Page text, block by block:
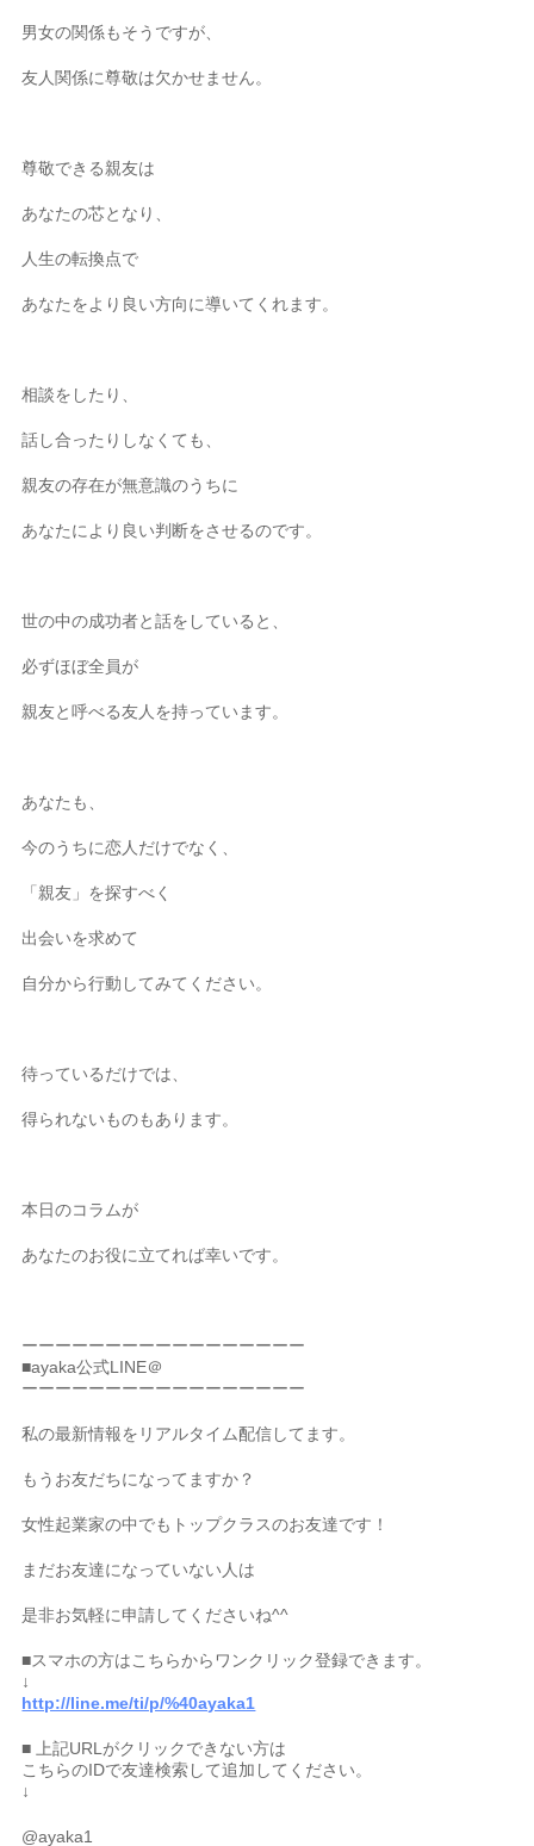
男女の関係もそうですが、
友人関係に尊敬は欠かせません。
尊敬できる親友は
あなたの芯となり、
人生の転換点で
あなたをより良い方向に導いてくれます。
相談をしたり、
話し合ったりしなくても、
親友の存在が無意識のうちに
あなたにより良い判断をさせるのです。
世の中の成功者と話をしていると、
必ずほぼ全員が
親友と呼べる友人を持っています。
あなたも、
今のうちに恋人だけでなく、
「親友」を探すべく
出会いを求めて
自分から行動してみてください。
待っているだけでは、
得られないものもあります。
本日のコラムが
あなたのお役に立てれば幸いです。
ーーーーーーーーーーーーーーーーー
■ayaka公式LINE＠
ーーーーーーーーーーーーーーーーー
私の最新情報をリアルタイム配信してます。
もうお友だちになってますか？
女性起業家の中でもトップクラスのお友達です！
まだお友達になっていない人は
是非お気軽に申請してくださいね^^
■スマホの方はこちらからワンクリック登録できます。
↓
http://line.me/ti/p/%40ayaka1
■ 上記URLがクリックできない方は
こちらのIDで友達検索して追加してください。
↓
@ayaka1